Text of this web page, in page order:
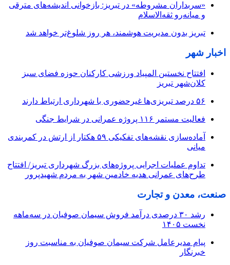
«سربداران مشروطه» در تبریز: بازخوانی اندیشه‌های مترقی
و میانه‌رو ثقه‌الاسلام
تبریز بدون مدیریت هوشمند، هر روز شلوغ‌تر خواهد شد
اخبار شهر
افتتاح نخستین المپیاد ورزشی کارکنان حوزه فضای سبز
کلان‌شهر تبریز
۵۶ درصد تبریزی‌ها غیرحضوری با شهرداری ارتباط دارند
فعالیت مستمر ۱۱۶ پروژه عمرانی در شرایط جنگی
آماده‌سازی نقشه‌های تفکیکی ۵۹ هکتار از ارتش در کمربندی
میانی
تداوم عملیات اجرایی پروژه‌های بزرگ شهرداری تبریز/ افتتاح
طرح‌های عمرانی هدیه خادمین شهر به مردم شهیدپرور
صنعت، معدن و تجارت
رشد ۳۰ درصدی درآمد فروش سیمان صوفیان در سه‌ماهه
نخست ۱۴۰۵
پیام مدیرعامل شرکت سیمان صوفیان به مناسبت روز
خبرنگار